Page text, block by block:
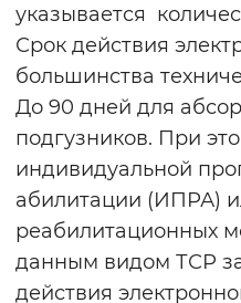
указывается
Срок действия
большинства
До 90 дней для
подгузников. При
индивидуальной
абилитации (ИПРА)
реабилитационных
данным видом ТСР
действия